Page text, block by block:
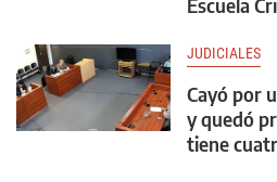
JUDICIALES
Cayó por
y quedó
tiene